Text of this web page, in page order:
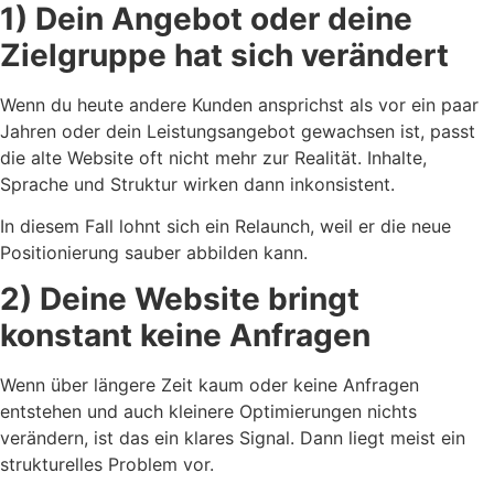
1) Dein Angebot oder deine
Zielgruppe hat sich verändert
Wenn du heute andere Kunden ansprichst als vor ein paar
Jahren oder dein Leistungsangebot gewachsen ist, passt
die alte Website oft nicht mehr zur Realität. Inhalte,
Sprache und Struktur wirken dann inkonsistent.
In diesem Fall lohnt sich ein Relaunch, weil er die neue
Positionierung sauber abbilden kann.
2) Deine Website bringt
konstant keine Anfragen
Wenn über längere Zeit kaum oder keine Anfragen
entstehen und auch kleinere Optimierungen nichts
verändern, ist das ein klares Signal. Dann liegt meist ein
strukturelles Problem vor.